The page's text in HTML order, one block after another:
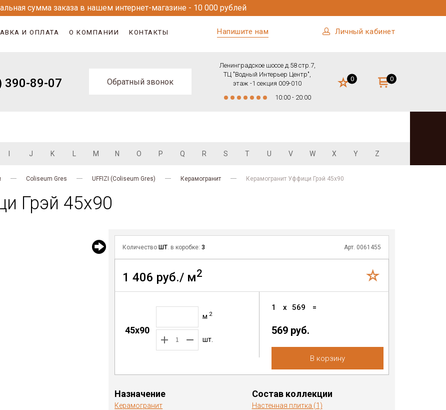
сумма заказа в нашем интернет-магазине - 10 000 рублей
И ОПЛАТА О КОМПАНИИ КОНТАКТЫ Напишите нам Личный кабинет
390-89-07 Обратный звонок
Ленинградское шоссе д.58 стр.7,
ТЦ "Водный Интерьер Центр",
этаж -1 секция 009-010
10:00 - 20:00
0 0
J K M N O P Q R S T U V W X Y Z
Coliseum Gres UFFIZI (Coliseum Gres) Керамогранит Керамогранит Уффици Грэй 45х90
Грэй 45х90
Количество ШТ. в коробке:3 Арт. 0061455
1 406 руб./ м2
45x90
м 2
шт.
1 x 569 =
569 руб.
В корзину
Назначение
Керамогранит
Состав коллекции
Настенная плитка (1)